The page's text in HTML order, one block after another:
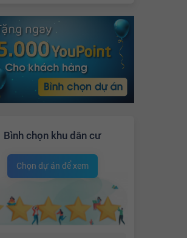
Bình chọn khu dân cư
Chọn dự án để xem